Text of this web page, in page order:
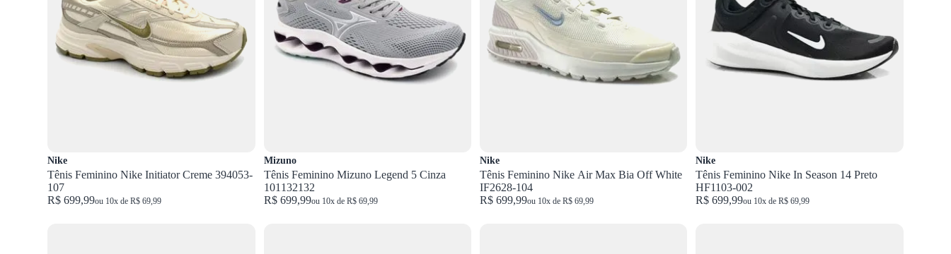
Nike
Tênis Feminino Nike Initiator Creme 394053-
107
R$ 699,99ou 10x de R$ 69,99
Mizuno
Tênis Feminino Mizuno Legend 5 Cinza
101132132
R$ 699,99ou 10x de R$ 69,99
Nike
Tênis Feminino Nike Air Max Bia Off White
IF2628-104
R$ 699,99ou 10x de R$ 69,99
Nike
Tênis Feminino Nike In Season 14 Preto
HF1103-002
R$ 699,99ou 10x de R$ 69,99